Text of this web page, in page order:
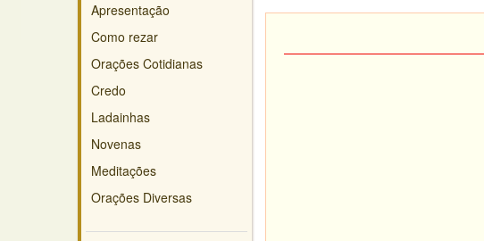
Apresentação
Como rezar
Orações Cotidianas
Credo
Ladainhas
Novenas
Meditações
Orações Diversas